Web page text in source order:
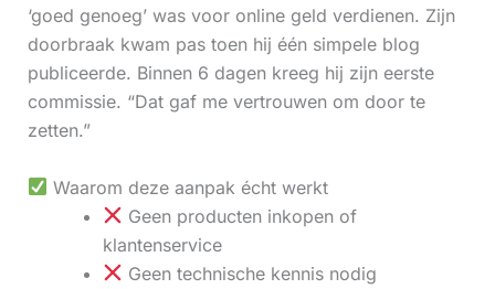
‘goed genoeg’ was voor online geld verdienen. Zijn
doorbraak kwam pas toen hij één simpele blog
publiceerde. Binnen 6 dagen kreeg hij zijn eerste
commissie. “Dat gaf me vertrouwen om door te
zetten.”
Waarom deze aanpak écht werkt
Geen producten inkopen of
klantenservice
Geen technische kennis nodig